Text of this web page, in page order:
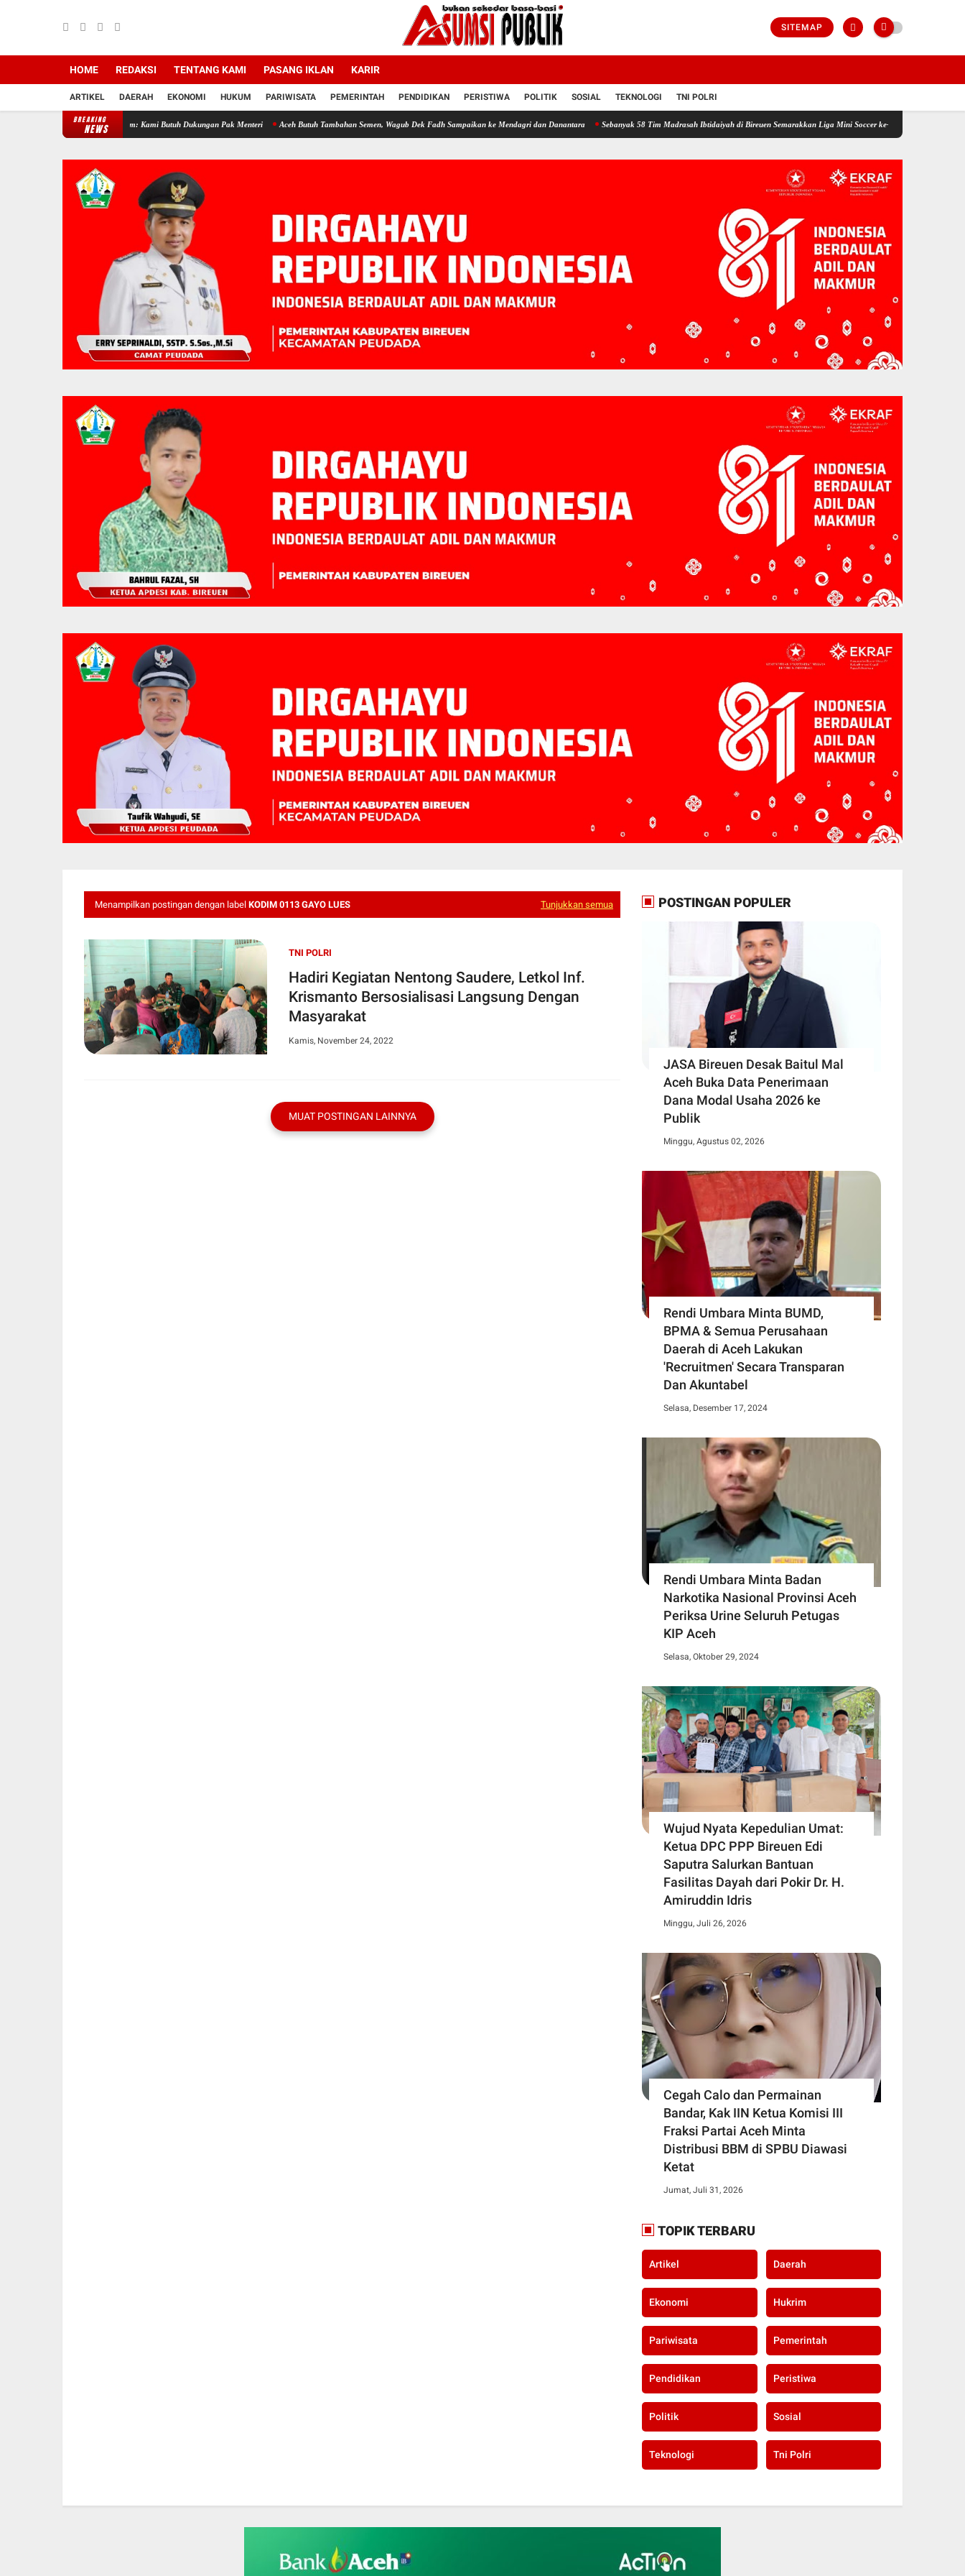
SITEMAP
HOME REDAKSI TENTANG KAMI PASANG IKLAN KARIR
ARTIKEL DAERAH EKONOMI HUKUM PARIWISATA PEMERINTAH PENDIDIKAN PERISTIWA POLITIK SOSIAL TEKNOLOGI TNI POLRI
BREAKING
NEWS
Gubernur Mualem: Kami Butuh Dukungan Pak Menteri Aceh Butuh Tambahan Semen, Wagub Dek Fadh Sampaikan ke Mendagri dan Danantara Sebanyak 58 Tim Madrasah Ibtidaiyah di Bireuen Semarakkan Liga Mini Soccer ke-3 Sambut HUT RI dan HAB
Menampilkan postingan dengan label KODIM 0113 GAYO LUES Tunjukkan semua
TNI POLRI
Hadiri Kegiatan Nentong Saudere, Letkol Inf.
Krismanto Bersosialisasi Langsung Dengan
Masyarakat
Kamis, November 24, 2022
MUAT POSTINGAN LAINNYA
POSTINGAN POPULER
JASA Bireuen Desak Baitul Mal
Aceh Buka Data Penerimaan
Dana Modal Usaha 2026 ke
Publik
Minggu, Agustus 02, 2026
Rendi Umbara Minta BUMD,
BPMA & Semua Perusahaan
Daerah di Aceh Lakukan
'Recruitmen' Secara Transparan
Dan Akuntabel
Selasa, Desember 17, 2024
Rendi Umbara Minta Badan
Narkotika Nasional Provinsi Aceh
Periksa Urine Seluruh Petugas
KIP Aceh
Selasa, Oktober 29, 2024
Wujud Nyata Kepedulian Umat:
Ketua DPC PPP Bireuen Edi
Saputra Salurkan Bantuan
Fasilitas Dayah dari Pokir Dr. H.
Amiruddin Idris
Minggu, Juli 26, 2026
Cegah Calo dan Permainan
Bandar, Kak IIN Ketua Komisi III
Fraksi Partai Aceh Minta
Distribusi BBM di SPBU Diawasi
Ketat
Jumat, Juli 31, 2026
TOPIK TERBARU
Artikel Daerah
Ekonomi Hukrim
Pariwisata Pemerintah
Pendidikan Peristiwa
Politik Sosial
Teknologi Tni Polri